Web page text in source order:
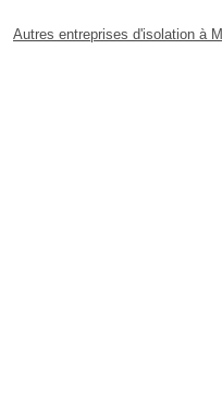
Autres entreprises d'isolation à